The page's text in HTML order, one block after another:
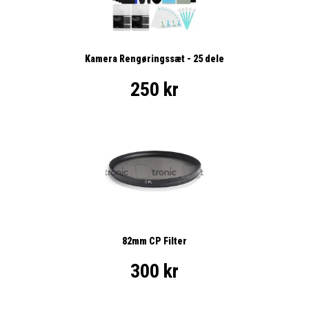
Kamera Rengøringssæt - 25 dele
250 kr
82mm CP Filter
300 kr